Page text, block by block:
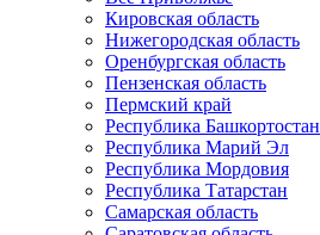
Кировская область
Нижегородская область
Оренбургская область
Пензенская область
Пермский край
Республика Башкортостан
Республика Марий Эл
Республика Мордовия
Республика Татарстан
Самарская область